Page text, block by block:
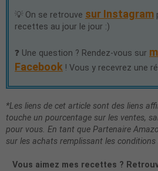
💡 On se retrouve sur Instagram
recettes au jour le jour :)
❓ Une question ? Rendez-vous sur
Facebook ! Vous y recevrez une
*Les liens de cet article sont des liens
touche un pourcentage sur les ventes,
pour vous. En tant que Partenaire
sur les achats remplissant les conditions
Vous aimez mes recettes ?